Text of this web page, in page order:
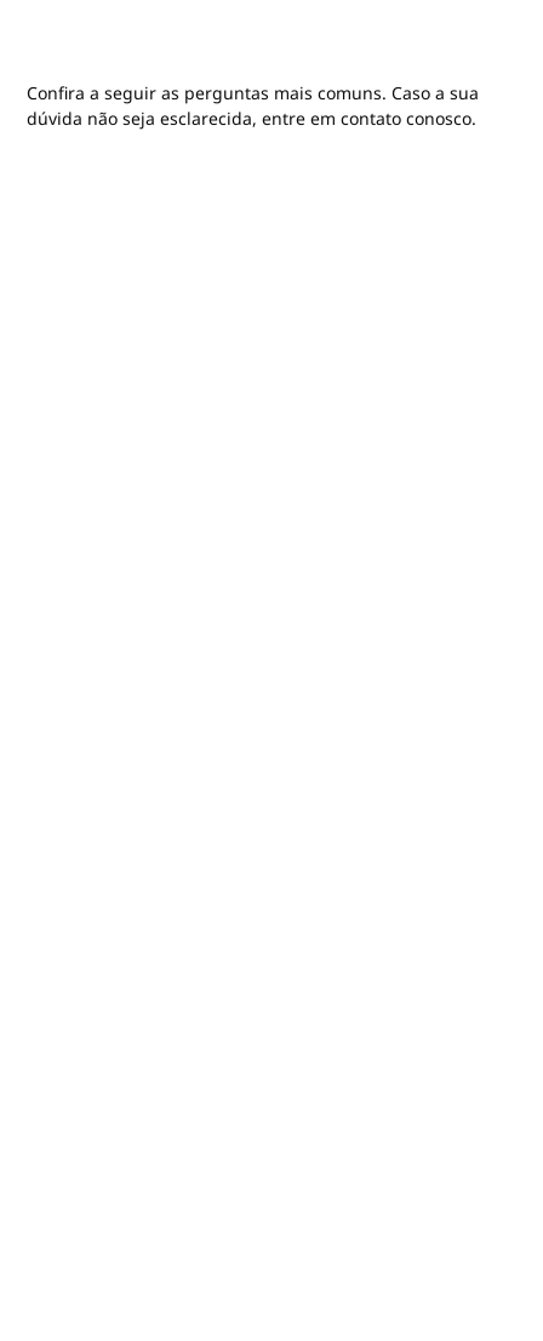
Confira a seguir as perguntas mais comuns. Caso a sua
dúvida não seja esclarecida, entre em contato conosco.